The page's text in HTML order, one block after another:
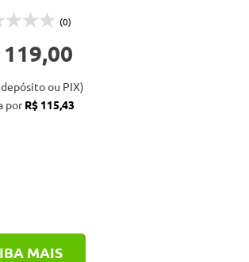
(0)
119,00
ou PIX)
porR$ 115,43
MAIS